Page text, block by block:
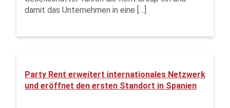
damit das Unternehmen in eine […]
Party Rent erweitert internationales Netzwerk
und eröffnet den ersten Standort in Spanien